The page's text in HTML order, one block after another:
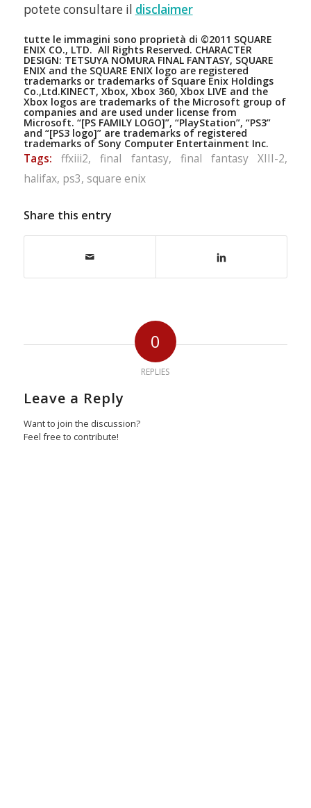
potete consultare il disclaimer
tutte le immagini sono proprietà di ©2011 SQUARE
ENIX CO., LTD. All Rights Reserved. CHARACTER
DESIGN: TETSUYA NOMURA FINAL FANTASY, SQUARE
ENIX and the SQUARE ENIX logo are registered
trademarks or trademarks of Square Enix Holdings
Co.,Ltd.KINECT, Xbox, Xbox 360, Xbox LIVE and the
Xbox logos are trademarks of the Microsoft group of
companies and are used under license from
Microsoft. “[PS FAMILY LOGO]”, “PlayStation”, “PS3”
and “[PS3 logo]” are trademarks of registered
trademarks of Sony Computer Entertainment Inc.
Tags: ffxiii2,final fantasy, final fantasy XIII-2,
halifax, ps3, square enix
Share this entry
0
REPLIES
Leave a Reply
Want to join the discussion?
Feel free to contribute!